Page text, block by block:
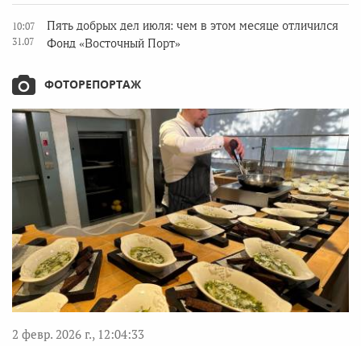
10:07
31.07
Пять добрых дел июля: чем в этом месяце отличился
Фонд «Восточный Порт»
ФОТОРЕПОРТАЖ
2 февр. 2026 г., 12:04:33